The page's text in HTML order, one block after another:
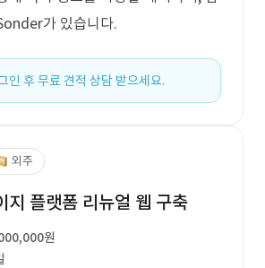
가 있습니다.
인 후 무료 견적 상담 받으세요.
외주
지 플랫폼 리뉴얼 웹 구축
원